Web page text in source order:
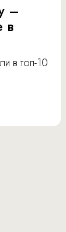
–
в
в топ-10